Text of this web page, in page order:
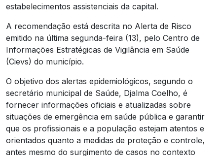
estabelecimentos assistenciais da capital.
A recomendação está descrita no Alerta de Risco
emitido na última segunda-feira (13), pelo Centro de
Informações Estratégicas de Vigilância em Saúde
(Cievs) do município.
O objetivo dos alertas epidemiológicos, segundo o
secretário municipal de Saúde, Djalma Coelho, é
fornecer informações oficiais e atualizadas sobre
situações de emergência em saúde pública e garantir
que os profissionais e a população estejam atentos e
orientados quanto a medidas de proteção e controle,
antes mesmo do surgimento de casos no contexto